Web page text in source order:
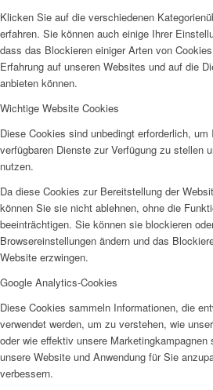
Links
Wir als Arbeitgeberin
Klicken Sie auf die verschiedenen
erfahren. Sie können auch einige Ihrer
dass das Blockieren einiger Arten von
Erfahrung auf unseren Websites und auf die
anbieten können.
Wichtige Website Cookies
Diese Cookies sind unbedingt erforderlich,
verfügbaren Dienste zur Verfügung zu stellen
nutzen.
Da diese Cookies zur Bereitstellung der
können Sie sie nicht ablehnen, ohne die
beeinträchtigen. Sie können sie blockieren
Browsereinstellungen ändern und das
Website erzwingen.
Google Analytics-Cookies
Diese Cookies sammeln Informationen, die
verwendet werden, um zu verstehen, wie
oder wie effektiv unsere
unsere Website und Anwendung für Sie
verbessern.